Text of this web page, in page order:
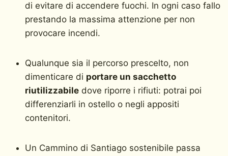
di evitare di accendere fuochi. In ogni caso fallo
prestando la massima attenzione per non
provocare incendi.
Qualunque sia il percorso prescelto, non
dimenticare di portare un sacchetto
riutilizzabiledove riporre i rifiuti: potrai poi
differenziarli in ostello o negli appositi
contenitori.
Un Cammino di Santiago sostenibile passa